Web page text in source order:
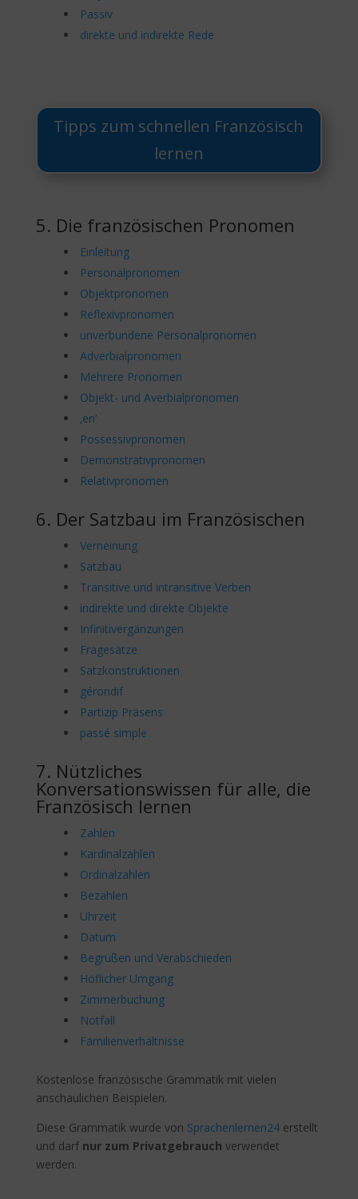
Passiv
direkte und indirekte Rede
Tipps zum schnellen Französisch
lernen
5. Die französischen Pronomen
Einleitung
Personalpronomen
Objektpronomen
Reflexivpronomen
unverbundene Personalpronomen
Adverbialpronomen
Mehrere Pronomen
Objekt- und Averbialpronomen
‚en‘
Possessivpronomen
Demonstrativpronomen
Relativpronomen
6. Der Satzbau im Französischen
Verneinung
Satzbau
Transitive und intransitive Verben
indirekte und direkte Objekte
Infinitivergänzungen
Fragesätze
Satzkonstruktionen
gérondif
Partizip Präsens
passé simple
7. Nützliches
Konversationswissen für alle, die
Französisch lernen
Zahlen
Kardinalzahlen
Ordinalzahlen
Bezahlen
Uhrzeit
Datum
Begrüßen und Verabschieden
Höflicher Umgang
Zimmerbuchung
Notfall
Familienverhältnisse
Kostenlose französische Grammatik mit vielen
anschaulichen Beispielen.
Diese Grammatik wurde von Sprachenlernen24erstellt
und darf nur zum Privatgebrauch verwendet
werden.